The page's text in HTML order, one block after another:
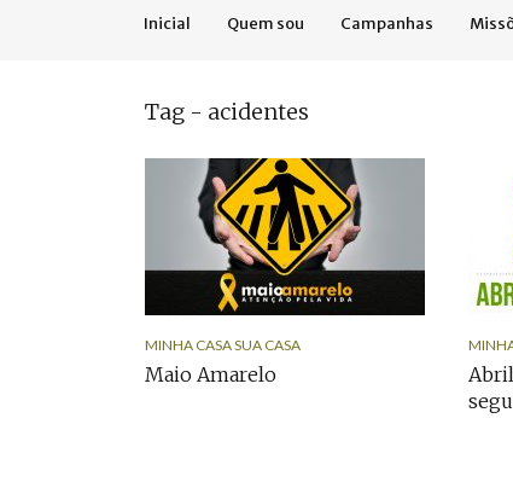
Inicial Quem sou Campanhas
Tag - acidentes
MINHA CASA SUA CASA
Maio Amarelo